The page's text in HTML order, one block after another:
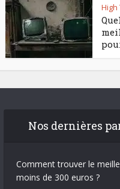
High
Nos dernières
Comment trouver le
moins de 300 euros ?